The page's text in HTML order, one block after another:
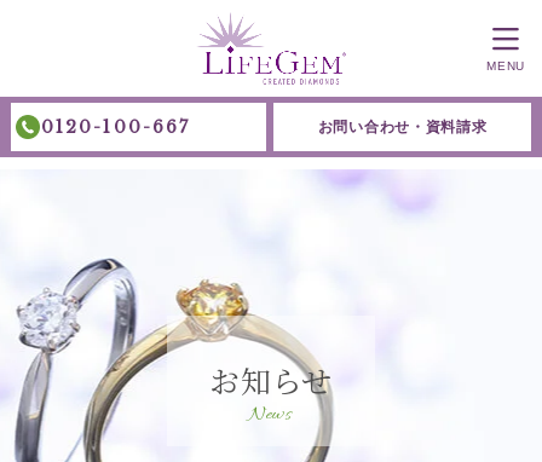
0120-100-667 お問い合わせ・資料請求
MENU
お知らせ
News